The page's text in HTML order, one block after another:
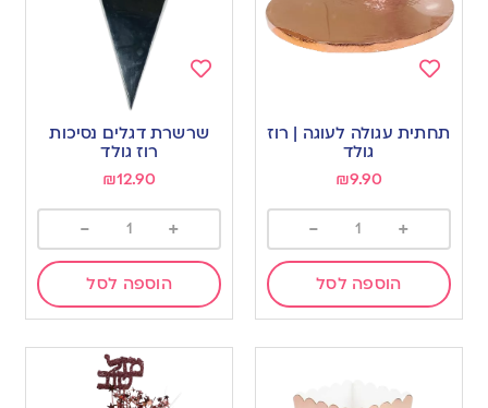
to
תחתית עגולה לעוגה | רוז
גולד
₪9.90
+
-
הוספה לסל
toשרשרת דגלים נסיכות
רוז גולד
₪12.90
+
-
הוספה לסל